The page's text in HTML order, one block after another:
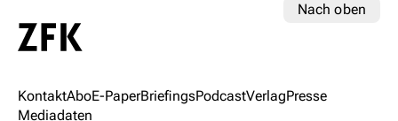
Nach oben
KontaktAboE-PaperBriefingsPodcastVerlagPresse
Mediadaten